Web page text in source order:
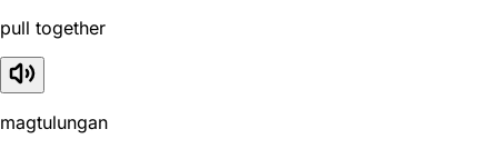
pull together
magtulungan